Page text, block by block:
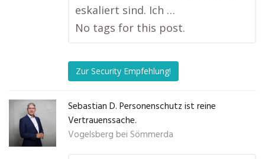
eskaliert sind. Ich …
No tags for this post.
Zur Security Empfehlung!
Sebastian D. Personenschutz ist reine
Vertrauenssache.
Vogelsberg bei Sömmerda